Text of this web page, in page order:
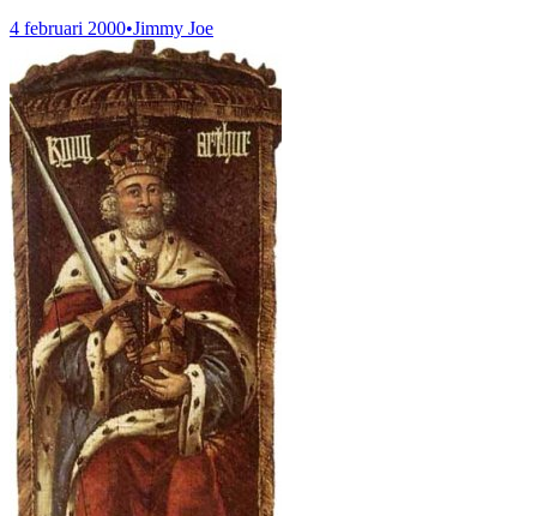
4 februari 2000•Jimmy Joe